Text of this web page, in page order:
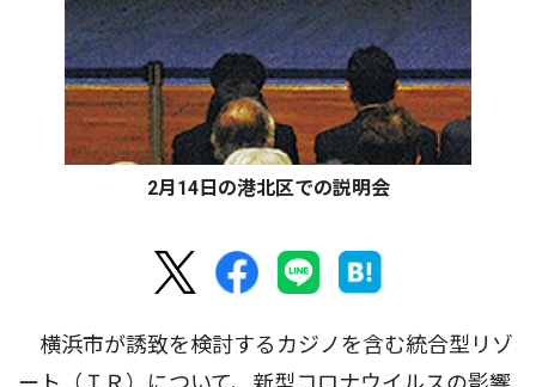
2月14日の港北区での説明会
横浜市が誘致を検討するカジノを含む統合型リゾ